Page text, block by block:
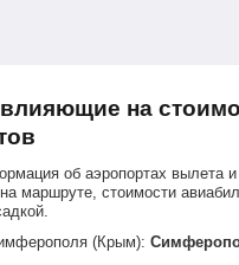
на
об аэропортах вылета и
маршруте, стоимости
(Крым):